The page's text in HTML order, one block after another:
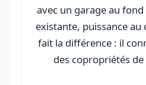
avec un garage au
existante, puissance au
fait la différence : il
des copropriétés